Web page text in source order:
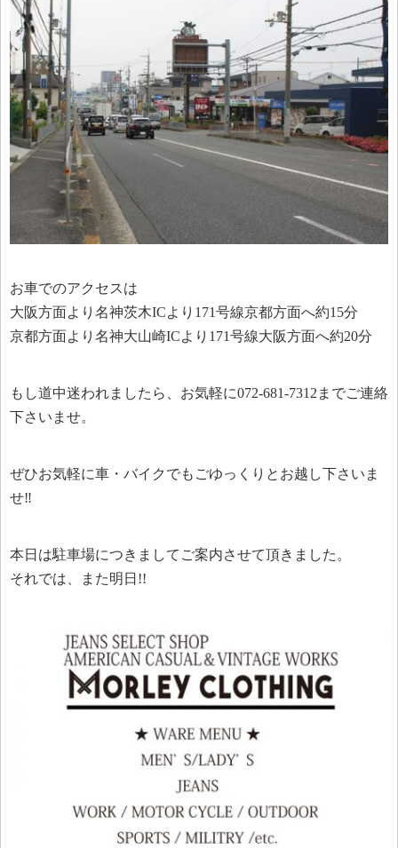
お車でのアクセスは
大阪方面より名神茨木ICより171号線京都方面へ約15分
京都方面より名神大山崎ICより171号線大阪方面へ約20分
もし道中迷われましたら、お気軽に072-681-7312までご連絡
下さいませ。
ぜひお気軽に車・バイクでもごゆっくりとお越し下さいま
せ‼︎
本日は駐車場につきましてご案内させて頂きました。
それでは、また明日!!